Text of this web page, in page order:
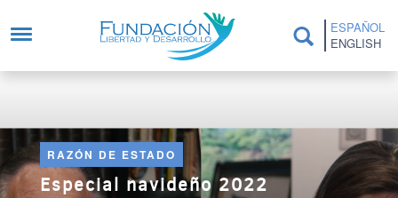
ESPAÑOL
ENGLISH
RAZÓN DE ESTADO
Especial navideño 2022